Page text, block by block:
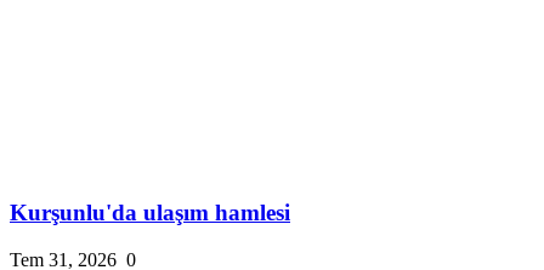
Kurşunlu'da ulaşım hamlesi
Tem 31, 2026 0